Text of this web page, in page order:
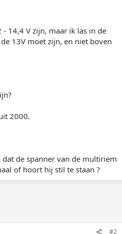
14,4 V zijn, maar ik las in de
13V moet zijn, en niet boven
2000.
de spanner van de multiriem
of hoort hij stil te staan ?
#2